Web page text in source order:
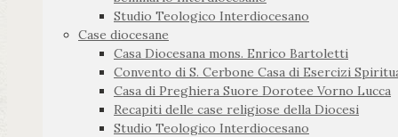
Studio Teologico Interdiocesano
Case diocesane
Casa Diocesana mons. Enrico Bartoletti
Convento di S. Cerbone Casa di Esercizi
Casa di Preghiera Suore Dorotee Vorno Lucca
Recapiti delle case religiose della Diocesi
Studio Teologico Interdiocesano